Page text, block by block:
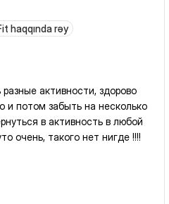
haqqında rəy
активности, здорово
и потом забыть на несколько
в активность в любой
очень, такого нет нигде !!!!